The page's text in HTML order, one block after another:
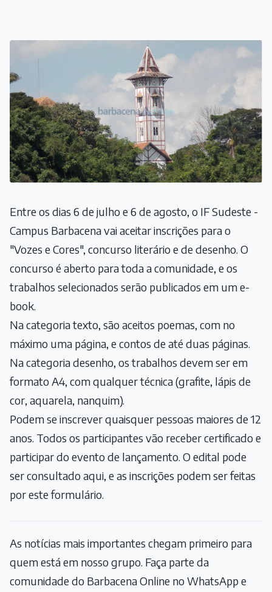
Entre os dias 6 de julho e 6 de agosto, o IF Sudeste -
Campus Barbacena vai aceitar inscrições para o
"Vozes e Cores", concurso literário e de desenho. O
concurso é aberto para toda a comunidade, e os
trabalhos selecionados serão publicados em um e-
book.
Na categoria texto, são aceitos poemas, com no
máximo uma página, e contos de até duas páginas.
Na categoria desenho, os trabalhos devem ser em
formato A4, com qualquer técnica (grafite, lápis de
cor, aquarela, nanquim).
Podem se inscrever quaisquer pessoas maiores de 12
anos. Todos os participantes vão receber certificado e
participar do evento de lançamento. O edital pode
ser consultado aqui, e as inscrições podem ser feitas
poreste formulário.
As notícias mais importantes chegam primeiro para
quem está em nosso grupo. Faça parte da
comunidade do Barbacena Online no WhatsApp e